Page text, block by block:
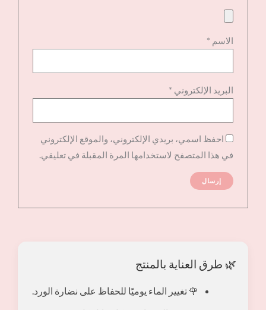
الاسم *
البريد الإلكتروني *
احفظ اسمي، بريدي الإلكتروني، والموقع الإلكتروني
في هذا المتصفح لاستخدامها المرة المقبلة في تعليقي.
🌿 طرق العناية بالمنتج
🌹 تغيير الماء يوميًا للحفاظ على نضارة الورد.